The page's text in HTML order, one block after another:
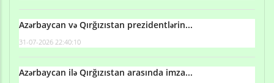
Azərbaycan və Qırğızıstan prezidentlərin...
31-07-2026 22:40:10
Azərbaycan ilə Qırğızıstan arasında imza...